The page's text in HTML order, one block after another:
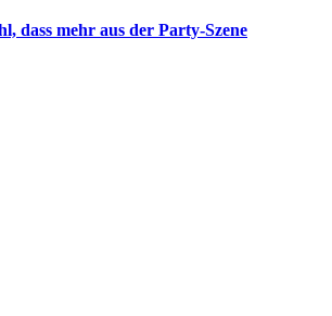
dass mehr aus der Party-Szene